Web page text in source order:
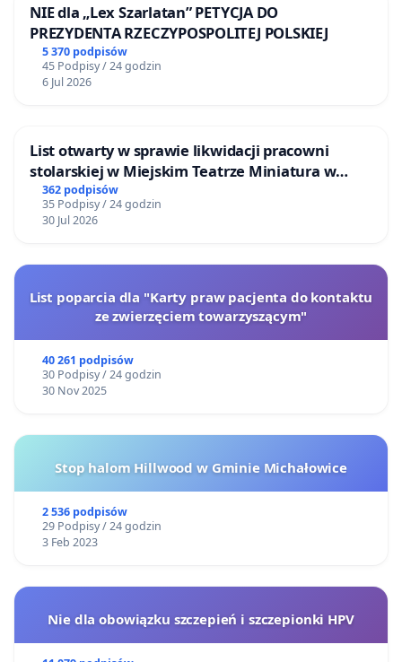
NIE dla „Lex Szarlatan” PETYCJA DO
PREZYDENTA RZECZYPOSPOLITEJ POLSKIEJ
5 370 podpisów
45 Podpisy / 24 godzin
6 Jul 2026
List otwarty w sprawie likwidacji pracowni
stolarskiej w Miejskim Teatrze Miniatura w
Gdańsku
362 podpisów
35 Podpisy / 24 godzin
30 Jul 2026
List poparcia dla "Karty praw pacjenta do kontaktu
ze zwierzęciem towarzyszącym"
40 261 podpisów
30 Podpisy / 24 godzin
30 Nov 2025
Stop halom Hillwood w Gminie Michałowice
2 536 podpisów
29 Podpisy / 24 godzin
3 Feb 2023
Nie dla obowiązku szczepień i szczepionki HPV